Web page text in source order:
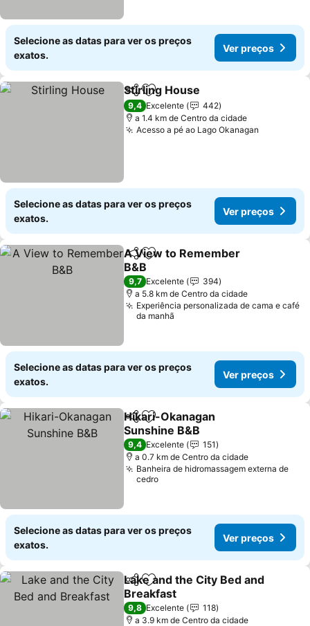
Selecione as datas para ver os preços
exatos.
Ver preços
PartilharAdicionar aos favoritos
Stirling House
9,4 Excelente
442
a 1.4 km de Centro da cidade
Acesso a pé ao Lago Okanagan
Selecione as datas para ver os preços
exatos.
Ver preços
PartilharAdicionar aos favoritos
A View to Remember
B&B
Ver preços
9,7 Excelente
394
a 5.8 km de Centro da cidade
Experiência personalizada de cama e café
da manhã
Selecione as datas para ver os preços
exatos.
Ver preços
PartilharAdicionar aos favoritos
Hikari-Okanagan
Sunshine B&B
Ver preços
9,4 Excelente
151
a 0.7 km de Centro da cidade
Banheira de hidromassagem externa de
cedro
Selecione as datas para ver os preços
exatos.
Ver preços
PartilharAdicionar aos favoritos
Lake and the City Bed and
Breakfast
Ver preços
9,8 Excelente
118
a 3.9 km de Centro da cidade